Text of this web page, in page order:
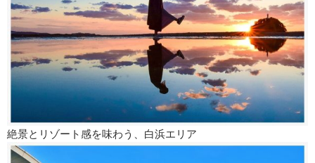
絶景とリゾート感を味わう、白浜エリア